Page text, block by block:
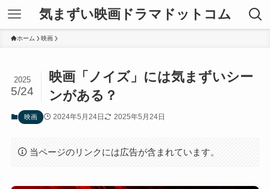
気まずい映画ドラマドットコム
ホーム 映画
映画「ノイズ」には気まずいシー
ンがある？
2025
5/24
映画 2024年5月24日 2025年5月24日
当ページのリンクには広告が含まれています。